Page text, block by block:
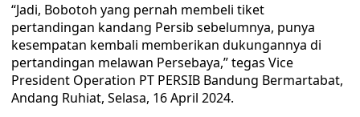
“Jadi, Bobotoh yang pernah membeli tiket
pertandingan kandang Persib sebelumnya, punya
kesempatan kembali memberikan dukungannya di
pertandingan melawan Persebaya,” tegas Vice
President Operation PT PERSIB Bandung Bermartabat,
Andang Ruhiat, Selasa, 16 April 2024.